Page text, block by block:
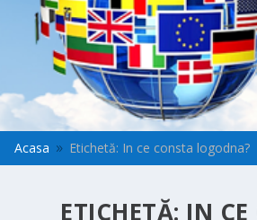
Acasa 9 Etichetă: In ce consta logodna?
ETICHETĂ: IN